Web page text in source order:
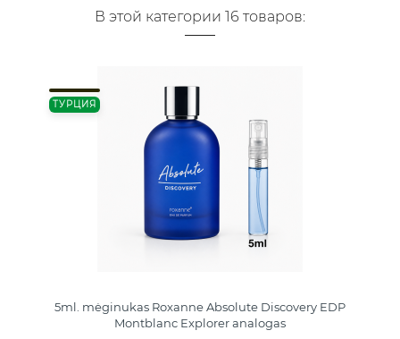
В этой категории 16 товаров:
ТУРЦИЯ
5ml. mėginukas Roxanne Absolute Discovery EDP
Montblanc Explorer analogas